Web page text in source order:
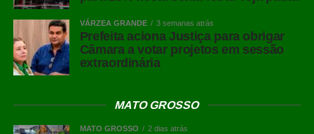
VÁRZEA GRANDE 3 semanas atrás
Prefeita aciona Justiça para obrigar
Câmara a votar projetos em sessão
extraordinária
MATO GROSSO
MATO GROSSO 2 dias atrás